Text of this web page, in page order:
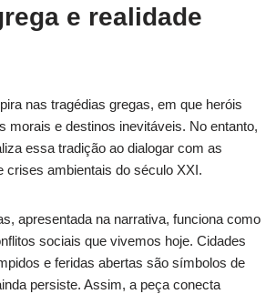
e realidade
nas tragédias gregas, em que heróis
morais e destinos inevitáveis. No entanto,
essa tradição ao dialogar com as
crises ambientais do século XXI.
apresentada na narrativa, funciona como
sociais que vivemos hoje. Cidades
e feridas abertas são símbolos de
persiste. Assim, a peça conecta